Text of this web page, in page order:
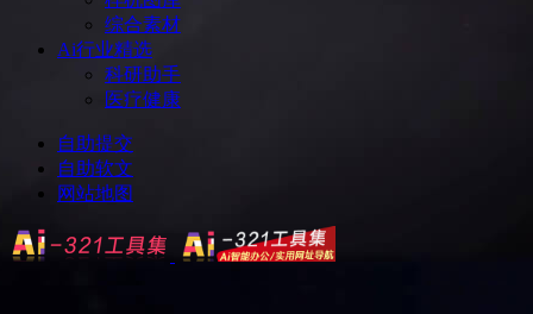
综合素材
Ai行业精选
科研助手
医疗健康
自助提交
自助软文
网站地图